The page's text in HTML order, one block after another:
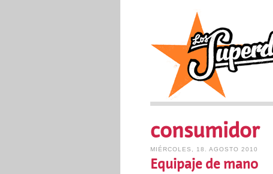
consumidor
MIÉRCOLES, 18. AGOSTO 2010
Equipaje de mano